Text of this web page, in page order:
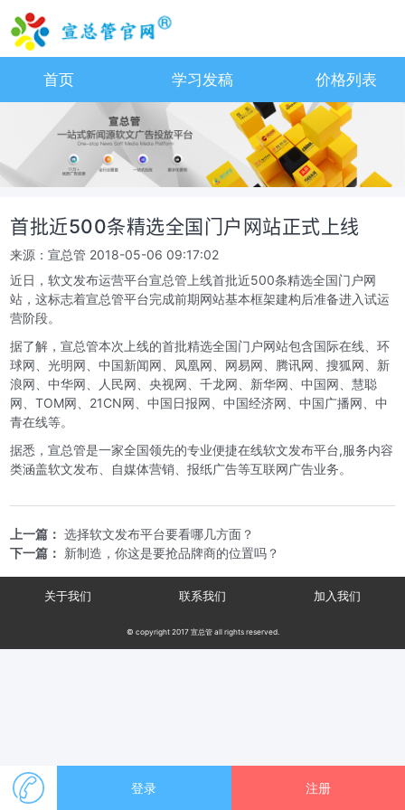
首页 学习发稿 价格列表
首批近500条精选全国门户网站正式上线
来源：宣总管 2018-05-06 09:17:02
近日，软文发布运营平台宣总管上线首批近500条精选全国门户网
站，这标志着宣总管平台完成前期网站基本框架建构后准备进入试运
营阶段。
据了解，宣总管本次上线的首批精选全国门户网站包含国际在线、环
球网、光明网、中国新闻网、凤凰网、网易网、腾讯网、搜狐网、新
浪网、中华网、人民网、央视网、千龙网、新华网、中国网、慧聪
网、TOM网、21CN网、中国日报网、中国经济网、中国广播网、中
青在线等。
据悉，宣总管是一家全国领先的专业便捷在线软文发布平台,服务内容
类涵盖软文发布、自媒体营销、报纸广告等互联网广告业务。
上一篇： 选择软文发布平台要看哪几方面？
下一篇： 新制造，你这是要抢品牌商的位置吗？
关于我们 联系我们 加入我们
© copyright 2017 宣总管 all rights reserved.
登录 注册